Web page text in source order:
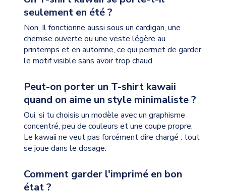
seulement en été ?
Non. Il fonctionne aussi sous un cardigan, une
chemise ouverte ou une veste légère au
printemps et en automne, ce qui permet de garder
le motif visible sans avoir trop chaud.
Peut-on porter un T-shirt kawaii
quand on aime un style minimaliste ?
Oui, si tu choisis un modèle avec un graphisme
concentré, peu de couleurs et une coupe propre.
Le kawaii ne veut pas forcément dire chargé : tout
se joue dans le dosage.
Comment garder l'imprimé en bon
état ?